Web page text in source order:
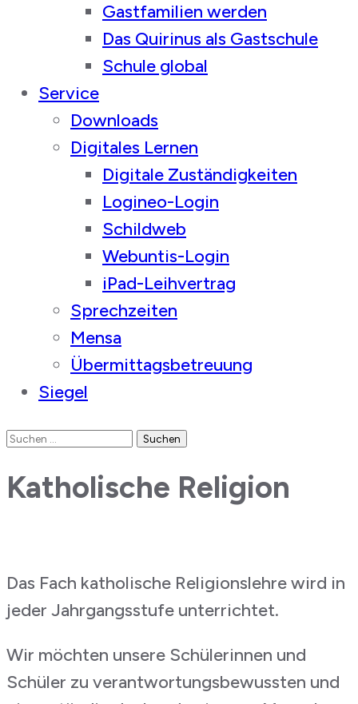
Gastfamilien werden
Das Quirinus als Gastschule
Schule global
Service
Downloads
Digitales Lernen
Digitale Zuständigkeiten
Logineo-Login
Schildweb
Webuntis-Login
iPad-Leihvertrag
Sprechzeiten
Mensa
Übermittagsbetreuung
Siegel
Suchen
Katholische Religion
Das Fach katholische Religionslehre wird in
jeder Jahrgangsstufe unterrichtet.
Wir möchten unsere Schülerinnen und
Schüler zu verantwortungsbewussten und